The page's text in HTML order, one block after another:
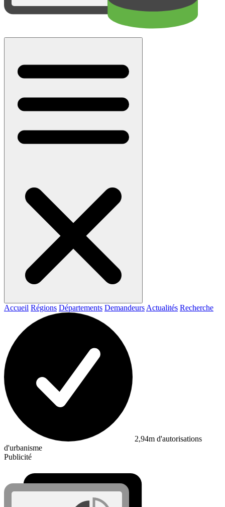
Accueil Régions Départements Demandeurs Actualités Recherche
2,94m d'autorisations
d'urbanisme
Publicité